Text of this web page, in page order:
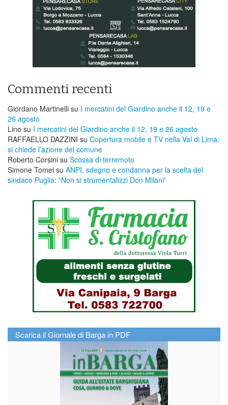
Commenti recenti
Giordano Martinelli su I mercatini del Giardino anche il 12, 19 e
26 agosto
Lino su I mercatini del Giardino anche il 12, 19 e 26 agosto
RAFFAELLO DAZZINI su ​Copertura mobile e TV nella Val di Lima;
si chiede l’azione del comune
Roberto Corsini su Scossa di terremoto
Simone Tomei su ANPI, sdegno e condanna per la scelta del
sindaco Puglia: “Non si strumentalizzi Don Milani”
Scarica il Giornale di Barga in PDF